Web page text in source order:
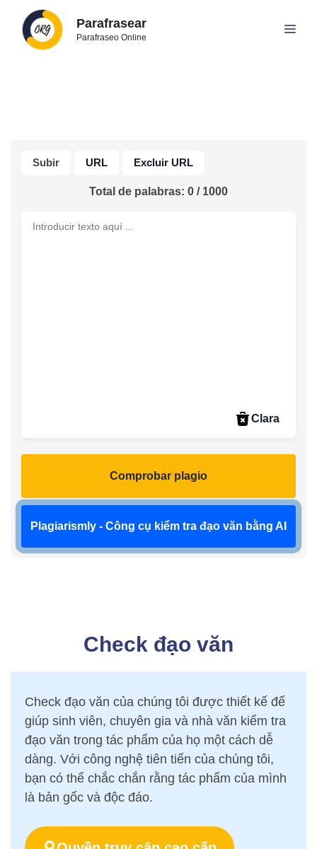
content
Parafrasear
Parafraseo Online
Subir URL Excluir URL
Total de palabras: 0 / 1000
Clara
Comprobar plagio
Plagiarismly - Công cụ kiểm tra đạo văn bằng AI
Check đạo văn
Check đạo văn của chúng tôi được thiết kế để
giúp sinh viên, chuyên gia và nhà văn kiểm tra
đạo văn trong tác phẩm của họ một cách dễ
dàng. Với công nghệ tiên tiến của chúng tôi,
bạn có thể chắc chắn rằng tác phẩm của mình
là bản gốc và độc đáo.